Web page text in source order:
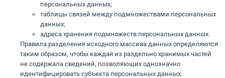
персональных данных;
таблицы связей между подмножествами персональных
данных;
адреса хранения подмножеств персональных данных.
Правила разделения исходного массива данных определяются
таким образом, чтобы каждая из раздельно хранимых частей
не содержала сведений, позволяющих однозначно
идентифицировать субъекта персональных данных.